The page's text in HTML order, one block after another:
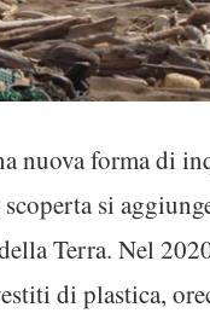
nuova forma di
si
Terra. Nel
di plastica,